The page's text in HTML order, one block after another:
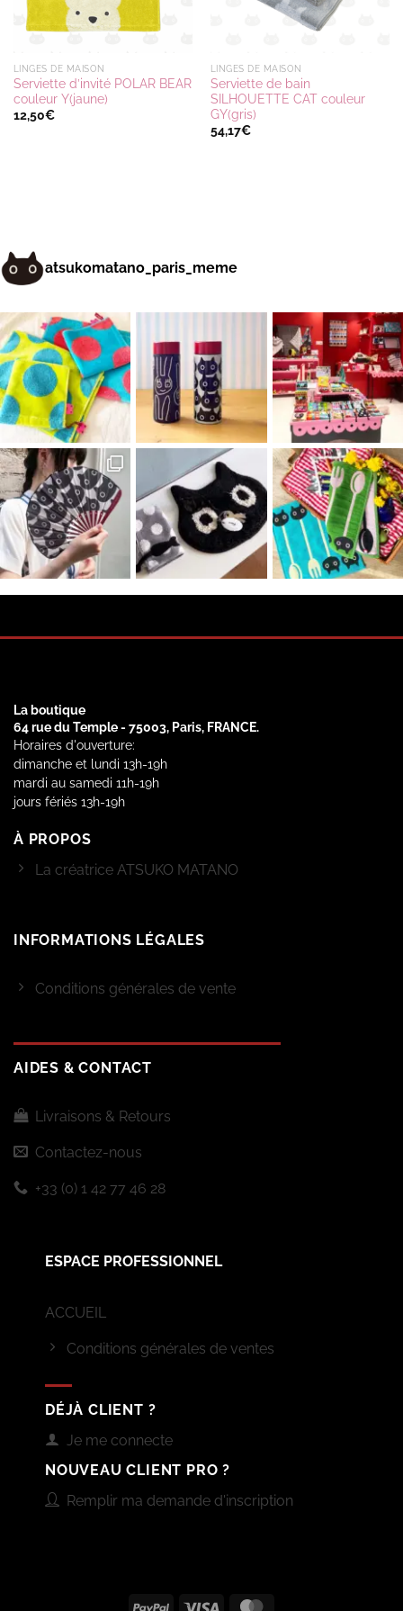
LINGES DE MAISON
Serviette d’invité POLAR BEAR
couleur Y(jaune)
12,50€
LINGES DE MAISON
Serviette de bain
SILHOUETTE CAT couleur
GY(gris)
54,17€
atsukomatano_paris_meme
La boutique
64 rue du Temple - 75003, Paris, FRANCE.
Horaires d'ouverture:
dimanche et lundi 13h-19h
mardi au samedi 11h-19h
jours fériés 13h-19h
À PROPOS
La créatrice ATSUKO MATANO
INFORMATIONS LÉGALES
Conditions générales de vente
AIDES & CONTACT
Livraisons & Retours
Contactez-nous
+33 (0) 1 42 77 46 28
ESPACE PROFESSIONNEL
ACCUEIL
Conditions générales de ventes
DÉJÀ CLIENT ?
Je me connecte
NOUVEAU CLIENT PRO ?
Remplir ma demande d'inscription
PayPal Visa